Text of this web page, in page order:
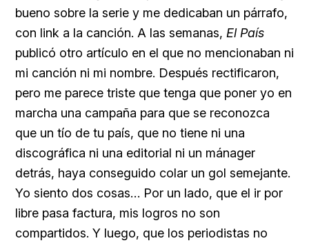
bueno sobre la serie y me dedicaban un párrafo,
con link a la canción. A las semanas, El País
publicó otro artículo en el que no mencionaban ni
mi canción ni mi nombre. Después rectificaron,
pero me parece triste que tenga que poner yo en
marcha una campaña para que se reconozca
que un tío de tu país, que no tiene ni una
discográfica ni una editorial ni un mánager
detrás, haya conseguido colar un gol semejante.
Yo siento dos cosas… Por un lado, que el ir por
libre pasa factura, mis logros no son
compartidos. Y luego, que los periodistas no